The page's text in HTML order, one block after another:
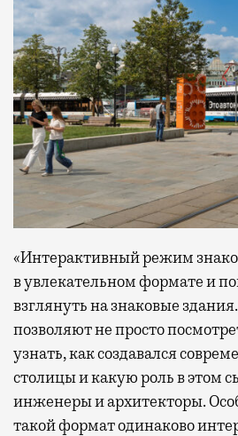
«Интерактивный режим
в увлекательном формате и
взглянуть на знаковые
позволяют не просто
узнать, как создавался
столицы и какую роль в этом
инженеры и архитекторы.
такой формат одинаково